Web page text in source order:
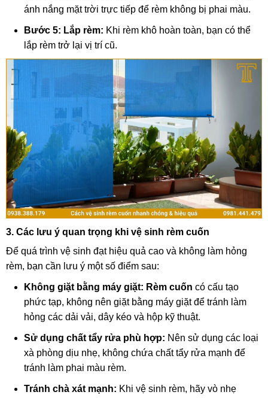
ánh nắng mặt trời trực tiếp để rèm không bị phai màu.
Bước 5: Lắp rèm: Khi rèm khô hoàn toàn, bạn có thể
lắp rèm trở lại vị trí cũ.
3. Các lưu ý quan trọng khi vệ sinh rèm cuốn
Để quá trình vệ sinh đạt hiệu quả cao và không làm hỏng
rèm, bạn cần lưu ý một số điểm sau:
Không giặt bằng máy giặt: Rèm cuốn có cấu tạo
phức tạp, không nên giặt bằng máy giặt để tránh làm
hỏng các dải vải, dây kéo và hộp kỹ thuật.
Sử dụng chất tẩy rửa phù hợp: Nên sử dụng các loại
xà phòng dịu nhẹ, không chứa chất tẩy rửa mạnh để
tránh làm phai màu rèm.
Tránh chà xát mạnh: Khi vệ sinh rèm, hãy vò nhẹ